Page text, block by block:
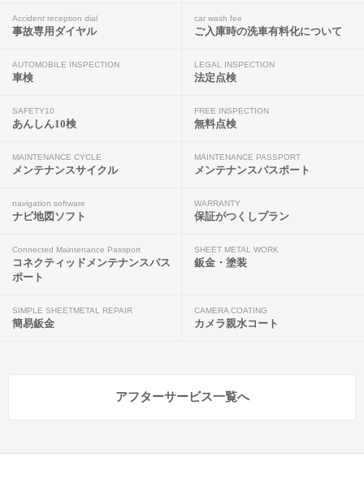
Accident reception dial
事故専用ダイヤル
car wash fee
ご入庫時の洗車有料化について
AUTOMOBILE INSPECTION
車検
LEGAL INSPECTION
法定点検
SAFETY10
あんしん10検
FREE INSPECTION
無料点検
MAINTENANCE CYCLE
メンテナンスサイクル
MAINTENANCE PASSPORT
メンテナンスパスポート
navigation software
ナビ地図ソフト
WARRANTY
保証がつくしプラン
Connected Maintenance Passport
コネクティッドメンテナンスパス
ポート
SHEET METAL WORK
鈑金・塗装
SIMPLE SHEETMETAL REPAIR
簡易鈑金
CAMERA COATING
カメラ親水コート
アフターサービス一覧へ